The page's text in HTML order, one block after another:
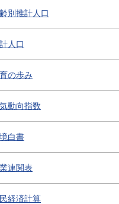
別推計人口
人口
の歩み
動向指数
白書
連関表
経済計算